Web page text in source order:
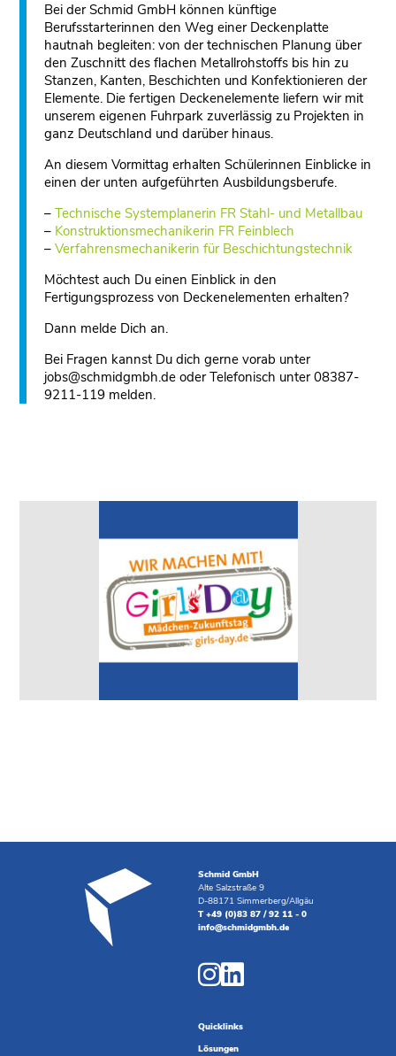
Bei der Schmid GmbH können künftige
Berufsstarterinnen den Weg einer Deckenplatte
hautnah begleiten: von der technischen Planung über
den Zuschnitt des flachen Metallrohstoffs bis hin zu
Stanzen, Kanten, Beschichten und Konfektionieren der
Elemente. Die fertigen Deckenelemente liefern wir mit
unserem eigenen Fuhrpark zuverlässig zu Projekten in
ganz Deutschland und darüber hinaus.
An diesem Vormittag erhalten Schülerinnen Einblicke in
einen der unten aufgeführten Ausbildungsberufe.
–Technische Systemplanerin FR Stahl- und Metallbau
– Konstruktionsmechanikerin FR Feinblech
–Verfahrensmechanikerin für Beschichtungstechnik
Möchtest auch Du einen Einblick in den
Fertigungsprozess von Deckenelementen erhalten?
Dann melde Dich an.
Bei Fragen kannst Du dich gerne vorab unter
jobs@schmidgmbh.de oder Telefonisch unter 08387-
9211-119 melden.
Schmid GmbH
Alte Salzstraße 9
D-88171 Simmerberg/Allgäu
T +49 (0)83 87 / 92 11 - 0
info@schmidgmbh.de
Quicklinks
Lösungen